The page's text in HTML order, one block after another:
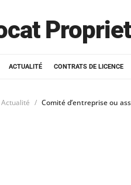
ACTUALITÉ CONTRATS DE LICENCE
Actualité Comité d’entreprise ou